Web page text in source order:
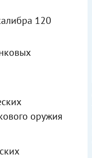
120
оружия